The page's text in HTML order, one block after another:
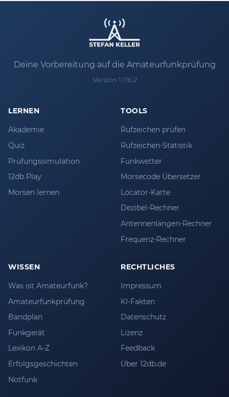
Deine Vorbereitung auf die Amateurfunkprüfung
Version 1.116.2
LERNEN
Akademie
Quiz
Prüfungssimulation
12db Play
Morsen lernen
TOOLS
Rufzeichen prüfen
Rufzeichen-Statistik
Funkwetter
Morsecode Übersetzer
Locator-Karte
Dezibel-Rechner
Antennenlängen-Rechner
Frequenz-Rechner
WISSEN
Was ist Amateurfunk?
Amateurfunkprüfung
Bandplan
Funkgerät
Lexikon A-Z
Erfolgsgeschichten
Notfunk
RECHTLICHES
Impressum
KI-Fakten
Datenschutz
Lizenz
Feedback
Über 12db.de